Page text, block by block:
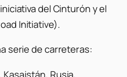
del Cinturón y el
Initiative).
serie de carreteras: